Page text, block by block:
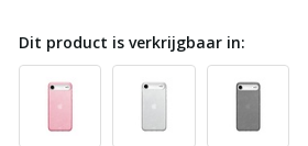
Dit product is verkrijgbaar in: